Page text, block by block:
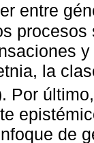
entre
la
Por
de